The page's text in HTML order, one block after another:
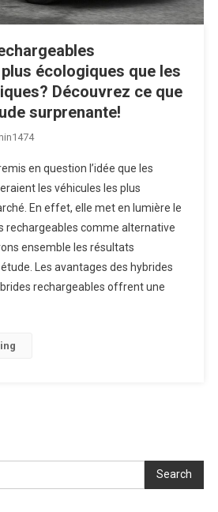
écologiques que les
Découvrez ce que
surprenante!
en question l’idée que les
les véhicules les plus
En effet, elle met en lumière le
rechargeables comme alternative
ensemble les résultats
Les avantages des hybrides
rechargeables offrent une
Search